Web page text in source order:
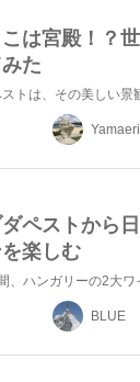
こは宮殿！？
た
Yamaeri
ダペストから
楽しむ
BLUE